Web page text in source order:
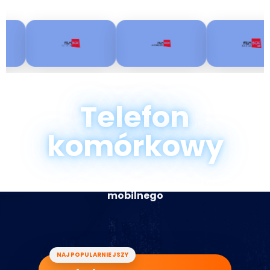
Telefon
komórkowy
mobilnego
NAJPOPULARNIEJSZY